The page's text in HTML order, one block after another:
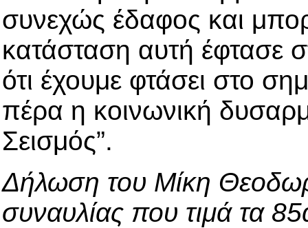
συνεχώς έδαφος και
κατάσταση αυτή έφτασε
ότι έχουμε φτάσει στο
πέρα η κοινωνική
Σεισμός”.
Δήλωση του Μίκη
συναυλίας που τιμά τα